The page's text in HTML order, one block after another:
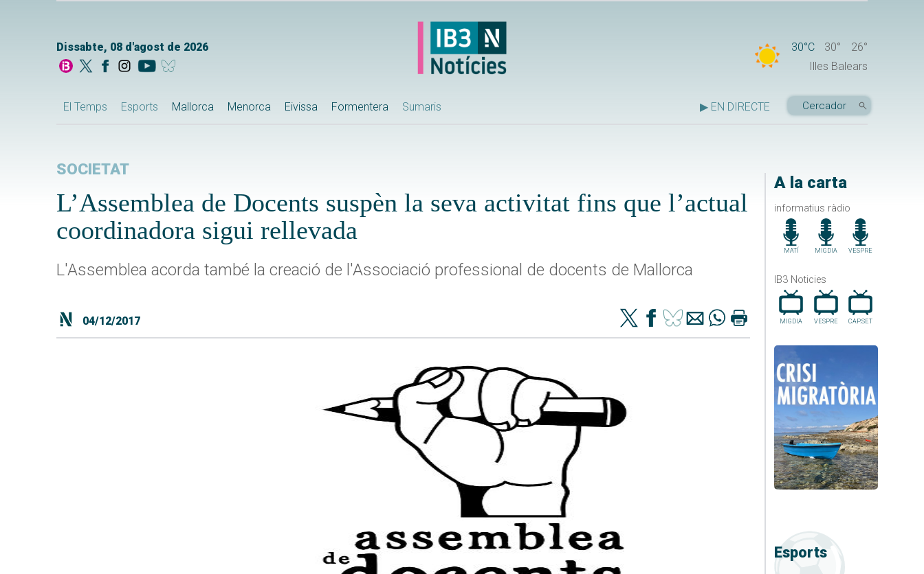
Dissabte, 08 d'agost de 2026 30°C 30°
26°
Illes Balears
El Temps Esports Mallorca Menorca Eivissa Formentera Sumaris ▶ EN DIRECTE
A la carta
informatius ràdio
MATÍ MIGDIA VESPRE
IB3 Noticies
MIGDIA VESPRE CAP.SET
Esports
SOCIETAT
L’Assemblea de Docents suspèn la seva activitat fins que l’actual
coordinadora sigui rellevada
L'Assemblea acorda també la creació de l'Associació professional de docents de Mallorca
04/12/2017